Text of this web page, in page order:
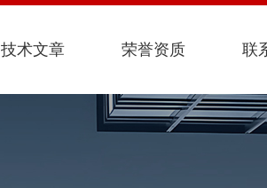
技术文章 荣誉资质 联